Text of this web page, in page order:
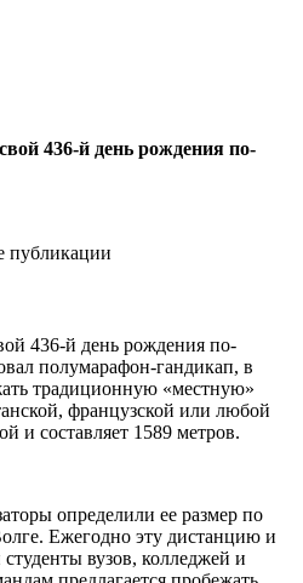
436-й день рождения по-
публикации
436-й день рождения по-
полумарафон-гандикап, в
традиционную «местную»
французской или любой
и составляет 1589 метров.
определили ее размер по
Ежегодно эту дистанцию и
вузов, колледжей и